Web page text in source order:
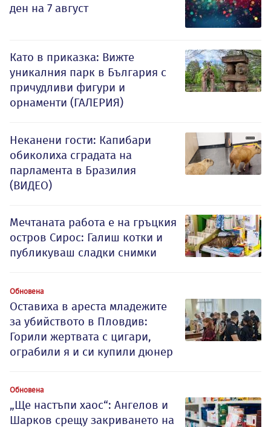
ден на 7 август
Като в приказка: Вижте
уникалния парк в България с
причудливи фигури и
орнаменти (ГАЛЕРИЯ)
Неканени гости: Капибари
обиколиха сградата на
парламента в Бразилия
(ВИДЕО)
Мечтаната работа е на гръцкия
остров Сирос: Галиш котки и
публикуваш сладки снимки
Обновена
Оставиха в ареста младежите
за убийството в Пловдив:
Горили жертвата с цигари,
ограбили я и си купили дюнер
Обновена
„Ще настъпи хаос“: Ангелов и
Шарков срещу закриването на